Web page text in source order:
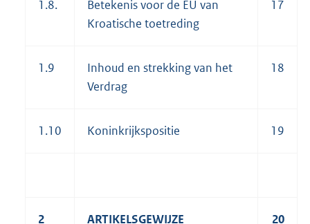
1.8.
Betekenis voor de EU van
Kroatische toetreding
17
1.9
Inhoud en strekking van het
Verdrag
18
1.10 Koninkrijkspositie 19
2
ARTIKELSGEWIJZE
20